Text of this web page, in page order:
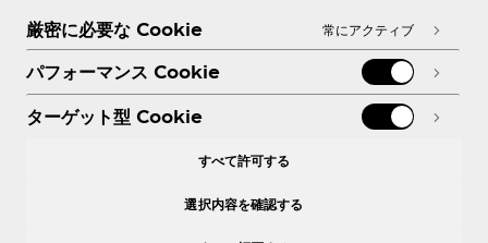
各種ポリシー
厳密に必要な Cookie
常にアクティブ
パフォーマンス Cookie
ターゲット型 Cookie
すべて許可する
選択内容を確認する